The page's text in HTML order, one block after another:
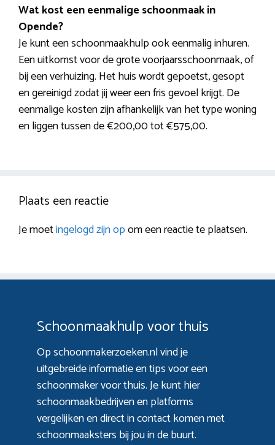
Wat kost een eenmalige schoonmaak in
Opende?
Je kunt een schoonmaakhulp ook eenmalig inhuren.
Een uitkomst voor de grote voorjaarsschoonmaak, of
bij een verhuizing. Het huis wordt gepoetst, gesopt
en gereinigd zodat jij weer een fris gevoel krijgt. De
eenmalige kosten zijn afhankelijk van het type woning
en liggen tussen de €200,00 tot €575,00.
Plaats een reactie
Je moetingelogd zijn opom een reactie te plaatsen.
Schoonmaakhulp voor thuis
Op schoonmakerzoeken.nl vind je
uitgebreide informatie en tips voor een
schoonmaker voor thuis. Je kunt hier
schoonmaakbedrijven en platforms
vergelijken en direct in contact komen met
schoonmaaksters bij jou in de buurt.